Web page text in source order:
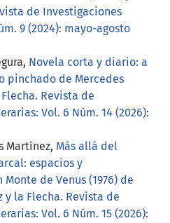
de Investigaciones
9 (2024): mayo-agosto
Novela corta y diario: a
pinchado de Mercedes
Revista de
Vol. 6 Núm. 14 (2026):
Martínez, Más allá del
espacios y
de Venus (1976) de
y la Flecha. Revista de
Vol. 6 Núm. 15 (2026):